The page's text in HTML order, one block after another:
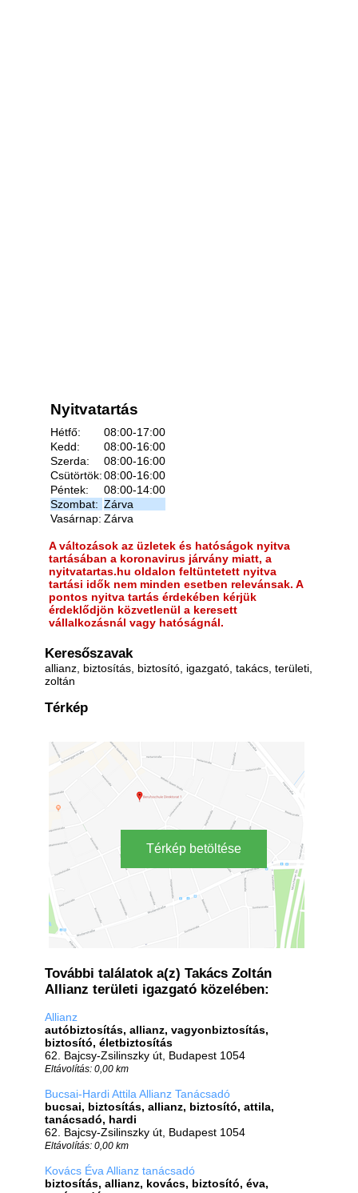
Nyitvatartás
Hétfő:
08:00-17:00
Kedd:
08:00-16:00
Szerda:
08:00-16:00
Csütörtök:08:00-16:00
Péntek:
08:00-14:00
Szombat: Zárva
Vasárnap: Zárva
A változások az üzletek és hatóságok nyitva
tartásában a koronavirus járvány miatt, a
nyitvatartas.hu oldalon feltüntetett nyitva
tartási idők nem minden esetben relevánsak. A
pontos nyitva tartás érdekében kérjük
érdeklődjön közvetlenül a keresett
vállalkozásnál vagy hatóságnál.
Keresőszavak
allianz, biztosítás, biztosító, igazgató, takács, területi,
zoltán
Térkép
Térkép betöltése
További találatok a(z) Takács Zoltán
Allianz területi igazgató közelében:
Allianz
autóbiztosítás, allianz, vagyonbiztosítás,
biztosító, életbiztosítás
62. Bajcsy-Zsilinszky út, Budapest 1054
Eltávolítás: 0,00 km
Bucsai-Hardi Attila Allianz Tanácsadó
bucsai, biztosítás, allianz, biztosító, attila,
tanácsadó, hardi
62. Bajcsy-Zsilinszky út, Budapest 1054
Eltávolítás: 0,00 km
Kovács Éva Allianz tanácsadó
biztosítás, allianz, kovács, biztosító, éva,